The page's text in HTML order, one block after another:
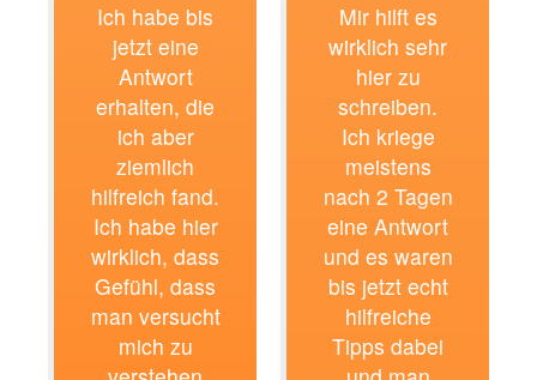
Ich habe bis
jetzt eine
Antwort
erhalten, die
ich aber
ziemlich
hilfreich fand.
Ich habe hier
wirklich, dass
Gefühl, dass
man versucht
mich zu
Mir hilft es
wirklich sehr
hier zu
schreiben.
Ich kriege
meistens
nach 2 Tagen
eine Antwort
und es waren
bis jetzt echt
hilfreiche
Tipps dabei